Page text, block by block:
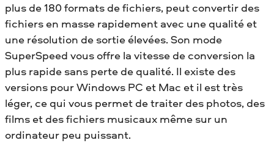
plus de 180 formats de fichiers, peut convertir des
fichiers en masse rapidement avec une qualité et
une résolution de sortie élevées. Son mode
SuperSpeed vous offre la vitesse de conversion la
plus rapide sans perte de qualité. Il existe des
versions pour Windows PC et Mac et il est très
léger, ce qui vous permet de traiter des photos, des
films et des fichiers musicaux même sur un
ordinateur peu puissant.